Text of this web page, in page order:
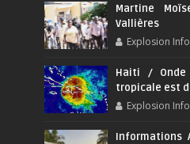
Martine
Vallières
Explosion
Haiti / Onde
tropicale est
Explosion
Informations